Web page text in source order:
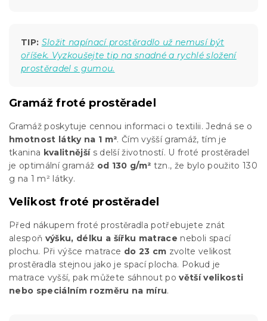
TIP: Složit napínací prostěradlo už nemusí být
oříšek. Vyzkoušejte tip na snadné a rychlé složení
prostěradel s gumou.
Gramáž froté prostěradel
Gramáž poskytuje cennou informaci o textilii. Jedná se o
hmotnost látky na 1 m². Čím vyšší gramáž, tím je
tkanina kvalitnějšís delší životností. U froté prostěradel
je optimální gramáž od 130 g/m² tzn., že bylo použito 130
g na 1 m² látky.
Velikost froté prostěradel
Před nákupem froté prostěradla potřebujete znát
alespoň výšku, délku a šířku matrace neboli spací
plochu. Při výšce matrace do 23 cm zvolte velikost
prostěradla stejnou jako je spací plocha. Pokud je
matrace vyšší, pak můžete sáhnout povětší velikosti
nebo speciálním rozměru na míru.